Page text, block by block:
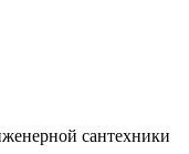
сантехники